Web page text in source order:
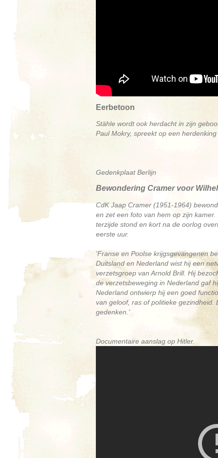
Eerbetoon
Stähle wordt ook herdacht in zijn
Paul Mokry, spreekt op een
Gedenkplaat Berlijn
Bewondering Cramer voor
CdK Jaap Cramer (1951-1964)
en zet een foto van hem op zijn
terzijde stond en kort na de oorlog
eerste uur.
'Franse en Poolse krijgsgevangenen
Duitsland en Nederland wist hij een
verzetsgroep van Arnold Brill. Hij
de verzetsbeweging in Nederland gaf
Nederland ontwierp hij een goed
van geloof, ras of politieke
gedenken.’
Documentaire aanslag op Hitler.